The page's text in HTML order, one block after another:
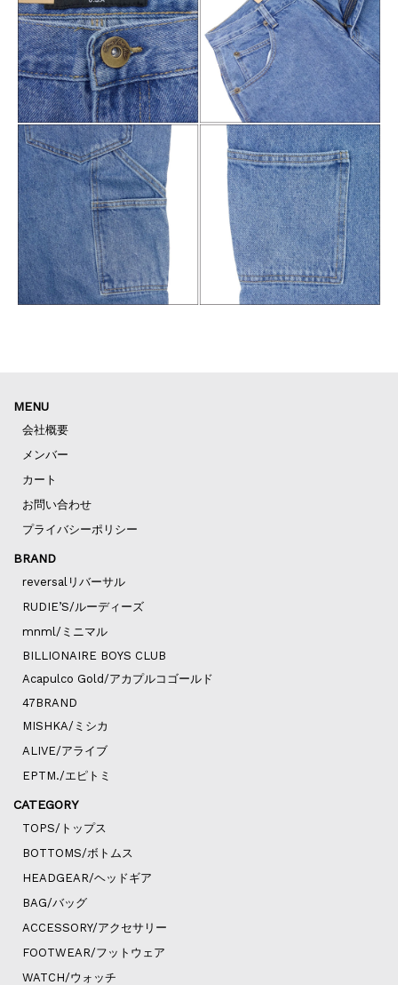
MENU
会社概要
メンバー
カート
お問い合わせ
プライバシーポリシー
BRAND
reversalリバーサル
RUDIE’S/ルーディーズ
mnml/ミニマル
BILLIONAIRE BOYS CLUB
Acapulco Gold/アカプルコゴールド
47BRAND
MISHKA/ミシカ
ALIVE/アライブ
EPTM./エピトミ
CATEGORY
TOPS/トップス
BOTTOMS/ボトムス
HEADGEAR/ヘッドギア
BAG/バッグ
ACCESSORY/アクセサリー
FOOTWEAR/フットウェア
WATCH/ウォッチ